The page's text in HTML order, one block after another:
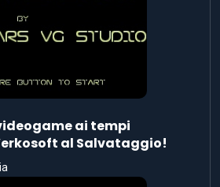
ai tempi
al Salvataggio!